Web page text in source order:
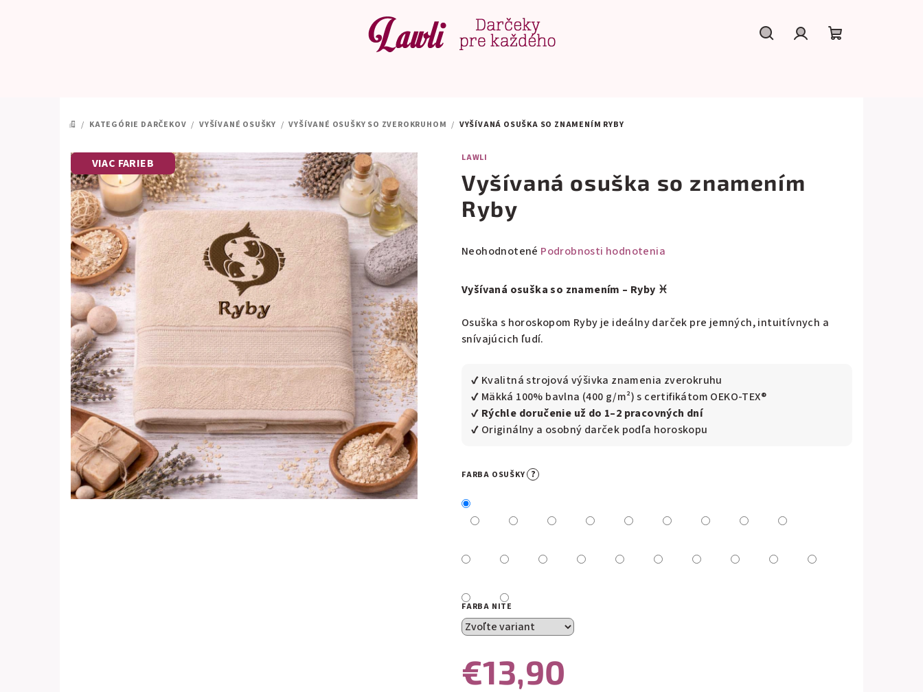
DOMOV
/ KATEGÓRIE DARČEKOV / VYŠÍVANÉ OSUŠKY / VYŠÍVANÉ OSUŠKY SO ZVEROKRUHOM / VYŠÍVANÁ OSUŠKA SO ZNAMENÍM RYBY
LAWLI
Vyšívaná osuška so znamením
Ryby
Priemerné
produktu
je
0,0
Neohodnotené Podrobnosti hodnotenia
Vyšívaná osuška so znamením – Ryby ♓
Osuška s horoskopom Ryby je ideálny darček pre jemných, intuitívnych a
snívajúcich ľudí.
✔ Kvalitná strojová výšivka znamenia zverokruhu
✔ Mäkká 100% bavlna (400 g/m²) s certifikátom OEKO-TEX®
✔ Rýchle doručenie už do 1–2 pracovných dní
✔ Originálny a osobný darček podľa horoskopu
FARBA OSUŠKY ?
FARBA NITE
€13,90
VIAC FARIEB